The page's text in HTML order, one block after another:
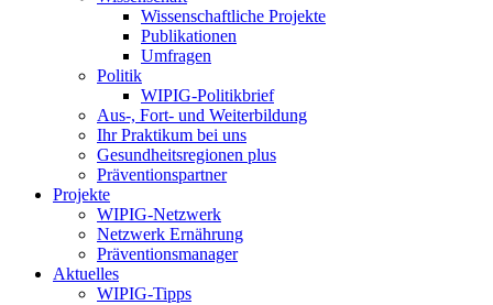
Wissenschaftliche Projekte
Publikationen
Umfragen
Politik
WIPIG-Politikbrief
Aus-, Fort- und Weiterbildung
Ihr Praktikum bei uns
Gesundheitsregionen plus
Präventionspartner
Projekte
WIPIG-Netzwerk
Netzwerk Ernährung
Präventionsmanager
Aktuelles
WIPIG-Tipps